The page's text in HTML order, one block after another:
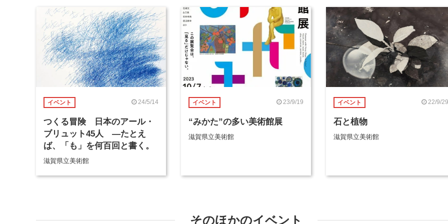
イベント 24/5/14
つくる冒険 日本のアール・
ブリュット45人 ―たとえ
ば、「も」を何百回と書く。
滋賀県立美術館
イベント 23/9/19
“みかた”の多い美術館展
滋賀県立美術館
イベント 22/9/29
石と植物
滋賀県立美術館
そのほかのイベント